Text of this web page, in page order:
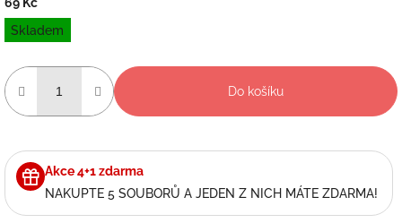
Měrná
cena:
Skladem
Do košíku
Akce 4+1 zdarma
NAKUPTE 5 SOUBORŮ A JEDEN Z NICH MÁTE ZDARMA!